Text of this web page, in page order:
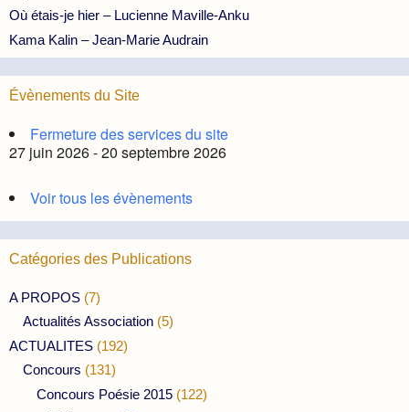
Où étais-je hier – Lucienne Maville-Anku
Kama Kalin – Jean-Marie Audrain
Évènements du Site
Fermeture des services du site
27 juin 2026 - 20 septembre 2026
Voir tous les évènements
Catégories des Publications
A PROPOS (7)
Actualités Association (5)
ACTUALITES (192)
Concours (131)
Concours Poésie 2015 (122)